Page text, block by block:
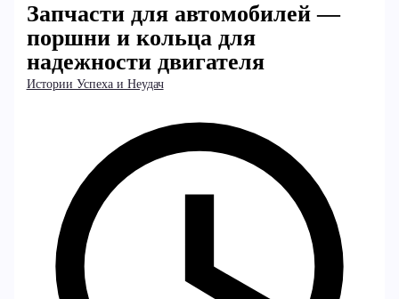
Запчасти для автомобилей —
поршни и кольца для
надежности двигателя
Истории Успеха и Неудач